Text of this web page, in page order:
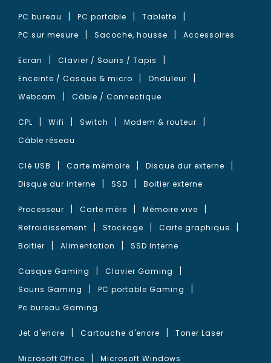
PC bureau PC portable
Tablette
PC sur mesure
Sacoche, housse Accessoires
Ecran
Clavier / Souris / Tapis
Enceinte / Casque & micro
Onduleur
Webcam
Câble / Connectique
CPL Wifi Switch
Modem & routeur
Câble réseau
Clé USB Carte mémoire
Disque dur externe
Disque dur interne
SSD Boitier externe
Processeur Carte mère
Mémoire vive
Refroidissement
Stockage
Carte graphique
Boitier
Alimentation SSD Interne
Casque Gaming
Clavier Gaming
Souris Gaming
PC portable Gaming
Pc bureau Gaming
Jet d'encre Cartouche d'encre Toner Laser
Microsoft Office Microsoft Windows